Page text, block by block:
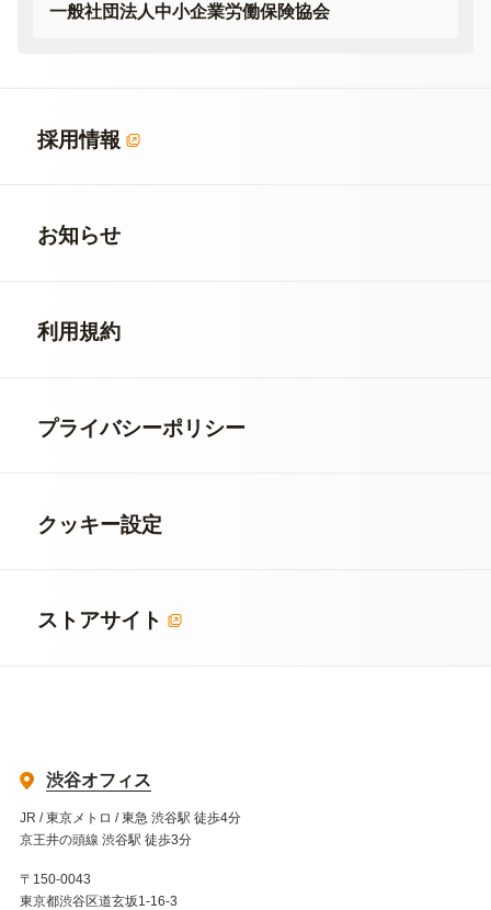
一般社団法人中小企業労働保険協会
採用情報
お知らせ
利用規約
プライバシーポリシー
クッキー設定
ストアサイト
渋谷オフィス
JR / 東京メトロ / 東急 渋谷駅 徒歩4分
京王井の頭線 渋谷駅 徒歩3分
〒150-0043
東京都渋谷区道玄坂1-16-3